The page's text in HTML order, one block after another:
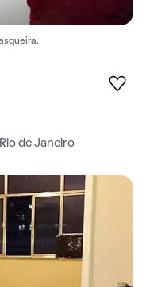
de Janeiro